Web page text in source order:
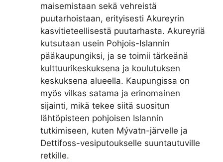
maisemistaan sekä vehreistä
puutarhoistaan, erityisesti Akureyrin
kasvitieteellisestä puutarhasta. Akureyriä
kutsutaan usein Pohjois-Islannin
pääkaupungiksi, ja se toimii tärkeänä
kulttuurikeskuksena ja koulutuksen
keskuksena alueella. Kaupungissa on
myös vilkas satama ja erinomainen
sijainti, mikä tekee siitä suositun
lähtöpisteen pohjoisen Islannin
tutkimiseen, kuten Mývatn-järvelle ja
Dettifoss-vesiputoukselle suuntautuville
retkille.